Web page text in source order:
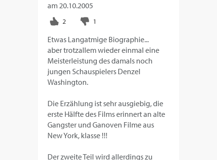
am20.10.2005
Etwas Langatmige Biographie...
aber trotzallem wieder einmal eine
Meisterleistung des damals noch
jungen Schauspielers Denzel
Washington.
Die Erzählung ist sehr ausgiebig, die
erste Hälfte des Films erinnert an alte
Gangster und Ganoven Filme aus
New York, klasse !!!
Der zweite Teil wird allerdings zu